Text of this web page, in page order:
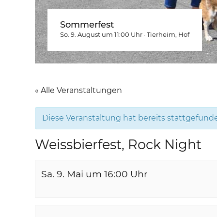
Sommerfest
So. 9. August um 11:00 Uhr ·Tierheim , Hof
« Alle Veranstaltungen
Diese Veranstaltung hat bereits
Weissbierfest, Rock Night
Sa. 9. Mai um 16:00 Uhr